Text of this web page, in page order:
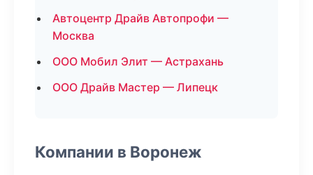
Автоцентр Драйв Автопрофи —
Москва
ООО Мобил Элит — Астрахань
ООО Драйв Мастер — Липецк
Компании в Воронеж